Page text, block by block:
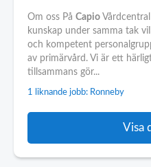
Om oss På Capio
kunskap under samma tak
och kompetent
av primärvård. Vi är ett
tillsammans gör...
1 liknande jobb: Ronneby
Visa